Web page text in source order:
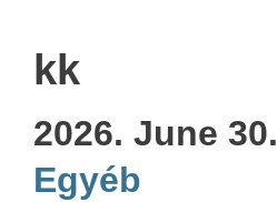
kk
2026. June
Egyéb